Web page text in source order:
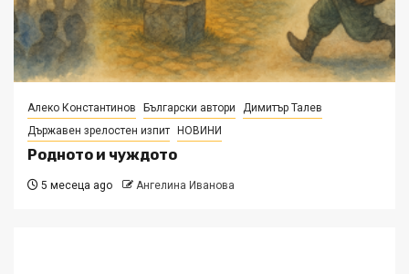
Алеко Константинов Български автори
Димитър Талев
Държавен зрелостен изпит НОВИНИ
Родното и чуждото
5 месеца ago Ангелина Иванова